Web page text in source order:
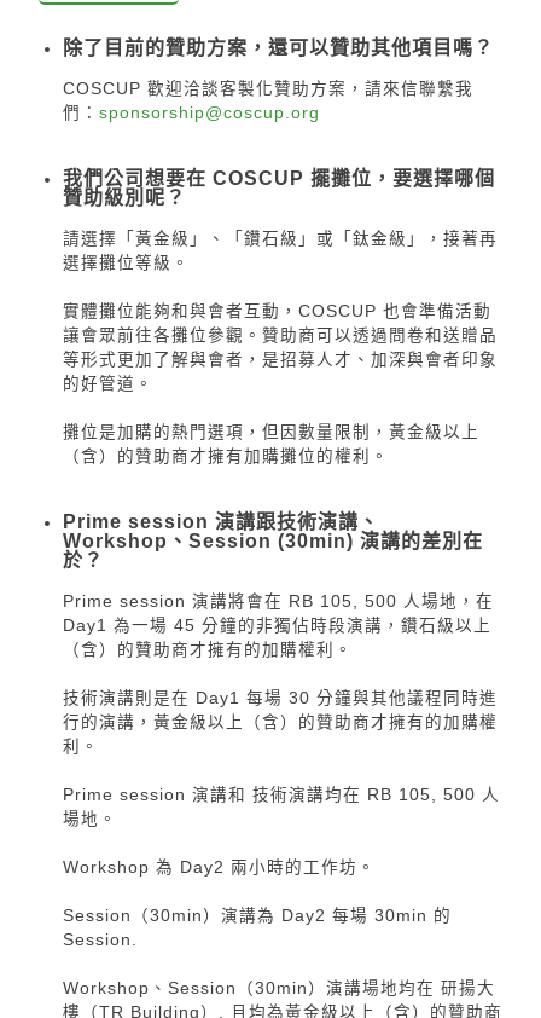
除了目前的贊助方案，還可以贊助其他項目嗎？
COSCUP 歡迎洽談客製化贊助方案，請來信聯繫我
們： sponsorship@coscup.org
我們公司想要在 COSCUP 擺攤位，要選擇哪個
贊助級別呢？
請選擇「黃金級」、「鑽石級」或「鈦金級」，接著再
選擇攤位等級。
實體攤位能夠和與會者互動，COSCUP 也會準備活動
讓會眾前往各攤位參觀。贊助商可以透過問卷和送贈品
等形式更加了解與會者，是招募人才、加深與會者印象
的好管道。
攤位是加購的熱門選項，但因數量限制，黃金級以上
（含）的贊助商才擁有加購攤位的權利。
Prime session 演講跟技術演講、
Workshop、Session (30min) 演講的差別在
於？
Prime session 演講將會在 RB 105, 500 人場地，在
Day1 為一場 45 分鐘的非獨佔時段演講，鑽石級以上
（含）的贊助商才擁有的加購權利。
技術演講則是在 Day1 每場 30 分鐘與其他議程同時進
行的演講，黃金級以上（含）的贊助商才擁有的加購權
利。
Prime session 演講和 技術演講均在 RB 105, 500 人
場地。
Workshop 為 Day2 兩小時的工作坊。
Session（30min）演講為 Day2 每場 30min 的
Session.
Workshop、Session（30min）演講場地均在 研揚大
樓（TR Building）, 且均為黃金級以上（含）的贊助商